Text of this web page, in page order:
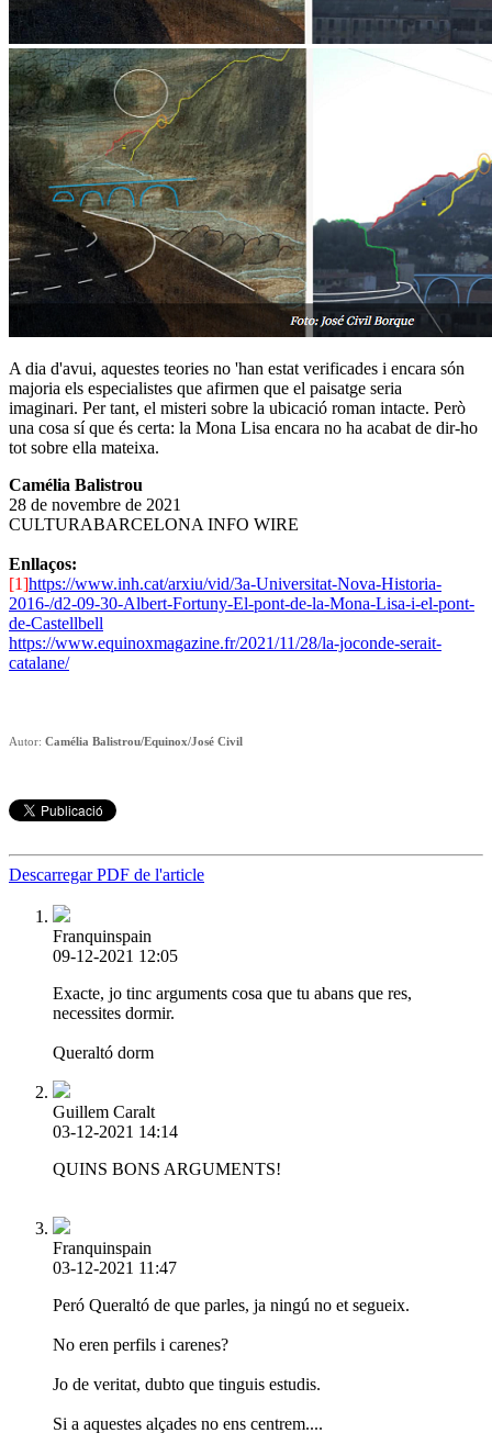
A dia d'avui, aquestes teories no 'han estat verificades i encara són
majoria els especialistes que afirmen que el paisatge seria
imaginari. Per tant, el misteri sobre la ubicació roman intacte. Però
una cosa sí que és certa: la Mona Lisa encara no ha acabat de dir-ho
tot sobre ella mateixa.
Camélia Balistrou
28 de novembre de 2021
CULTURABARCELONA INFO WIRE
Enllaços:
[1]https://www.inh.cat/arxiu/vid/3a-Universitat-Nova-Historia-
2016-/d2-09-30-Albert-Fortuny-El-pont-de-la-Mona-Lisa-i-el-pont-
de-Castellbell
https://www.equinoxmagazine.fr/2021/11/28/la-joconde-serait-
catalane/
Autor: Camélia Balistrou/Equinox/José Civil
Descarregar PDF de l'article
Franquinspain
09-12-2021 12:05
Exacte, jo tinc arguments cosa que tu abans que res,
necessites dormir.
Queraltó dorm
Guillem Caralt
03-12-2021 14:14
QUINS BONS ARGUMENTS!
Franquinspain
03-12-2021 11:47
Peró Queraltó de que parles, ja ningú no et segueix.
No eren perfils i carenes?
Jo de veritat, dubto que tinguis estudis.
Si a aquestes alçades no ens centrem....